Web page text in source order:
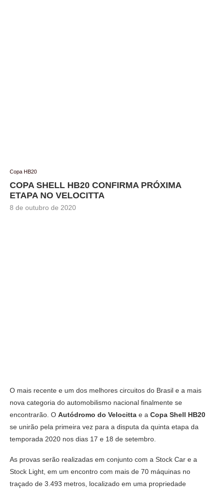
Copa HB20
COPA SHELL HB20 CONFIRMA PRÓXIMA
ETAPA NO VELOCITTA
8 de outubro de 2020
O mais recente e um dos melhores circuitos do Brasil e a mais
nova categoria do automobilismo nacional finalmente se
encontrarão. O Autódromo do Velocitta e a Copa Shell HB20
se unirão pela primeira vez para a disputa da quinta etapa da
temporada 2020 nos dias 17 e 18 de setembro.
As provas serão realizadas em conjunto com a Stock Car e a
Stock Light, em um encontro com mais de 70 máquinas no
traçado de 3.493 metros, localizado em uma propriedade